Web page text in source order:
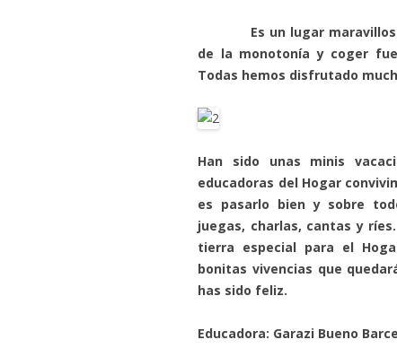
Es un lugar maravilloso
de la monotonía y coger
Todas hemos disfrutado
Han sido unas minis
educadoras del Hogar
es pasarlo bien y sobre
juegas, charlas, cantas y
tierra especial para el
bonitas vivencias que
has sido feliz.
Educadora: Garazi Bueno